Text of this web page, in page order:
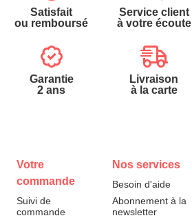
Satisfait
ou remboursé
Service client
à votre écoute
Garantie
2 ans
Livraison
à la carte
Votre
commande
Suivi de
commande
Nos services
Besoin d'aide
Abonnement à la
newsletter